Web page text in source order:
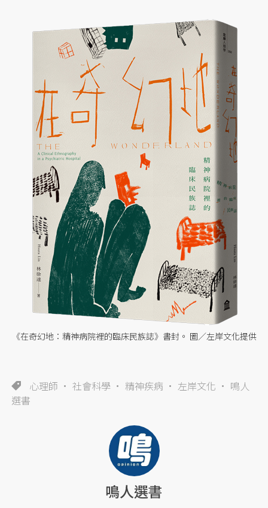
《在奇幻地：精神病院裡的臨床民族誌》書封。 圖／左岸文化提供
心理師 社會科學 精神疾病 左岸文化
鳴人
選書
鳴人選書